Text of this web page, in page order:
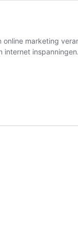
online marketing
internet